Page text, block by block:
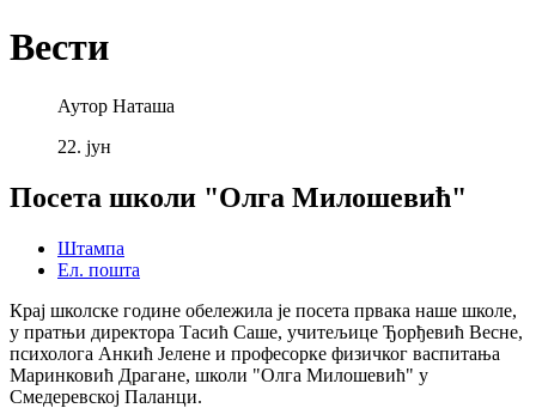
Вести
Аутор Наташа
22. јун
Посета школи "Олга Милошевић"
Штампа
Ел. пошта
Крај школске године обележила је посета првака наше школе,
у пратњи директора Тасић Саше, учитељице Ђорђевић Весне,
психолога Анкић Јелене и професорке физичког васпитања
Маринковић Драгане, школи "Олга Милошевић" у
Смедеревској Паланци.